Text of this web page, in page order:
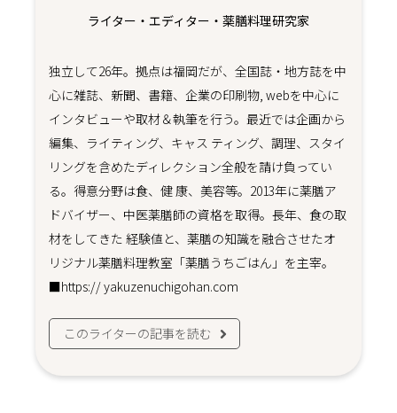
ライター・エディター・薬膳料理研究家
独立して26年。拠点は福岡だが、全国誌・地方誌を中
心に雑誌、新聞、書籍、企業の印刷物, webを中心に
インタビューや取材＆執筆を行う。最近では企画から
編集、ライティング、キャス ティング、調理、スタイ
リングを含めたディレクション全般を請け負ってい
る。得意分野は食、健 康、美容等。2013年に薬膳ア
ドバイザー、中医薬膳師の資格を取得。長年、食の取
材をしてきた 経験値と、薬膳の知識を融合させたオ
リジナル薬膳料理教室「薬膳うちごはん」を主宰。
■https:// yakuzenuchigohan.com
このライターの記事を読む